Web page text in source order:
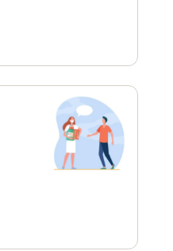
152,67 €